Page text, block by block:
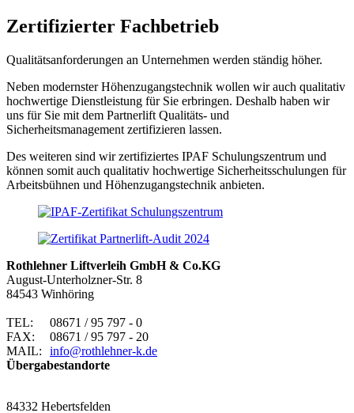
Zertifizierter Fachbetrieb
Qualitätsanforderungen an Unternehmen werden ständig höher.
Neben modernster Höhenzugangstechnik wollen wir auch qualitativ
hochwertige Dienstleistung für Sie erbringen. Deshalb haben wir
uns für Sie mit dem Partnerlift Qualitäts- und
Sicherheitsmanagement zertifizieren lassen.
Des weiteren sind wir zertifiziertes IPAF Schulungszentrum und
können somit auch qualitativ hochwertige Sicherheitsschulungen für
Arbeitsbühnen und Höhenzugangstechnik anbieten.
Rothlehner Liftverleih GmbH & Co.KG
August-Unterholzner-Str. 8
84543 Winhöring
TEL:
08671 / 95 797 - 0
FAX:
08671 / 95 797 - 20
MAIL:
info@rothlehner-k.de
Übergabestandorte
84332 Hebertsfelden